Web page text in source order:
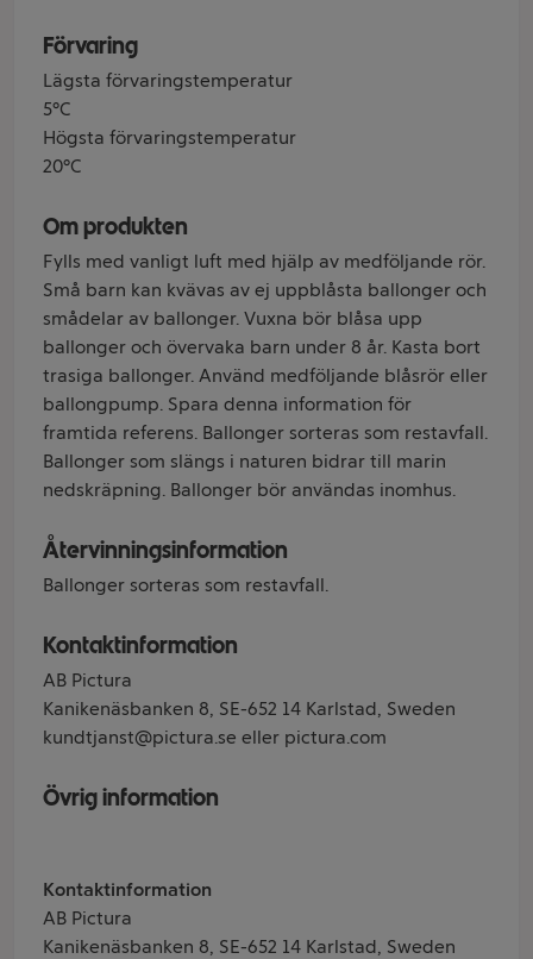
Förvaring
Lägsta förvaringstemperatur
5°C
Högsta förvaringstemperatur
20°C
Om produkten
Fylls med vanligt luft med hjälp av medföljande rör.
Små barn kan kvävas av ej uppblåsta ballonger och
smådelar av ballonger. Vuxna bör blåsa upp
ballonger och övervaka barn under 8 år. Kasta bort
trasiga ballonger. Använd medföljande blåsrör eller
ballongpump. Spara denna information för
framtida referens. Ballonger sorteras som restavfall.
Ballonger som slängs i naturen bidrar till marin
nedskräpning. Ballonger bör användas inomhus.
Återvinningsinformation
Ballonger sorteras som restavfall.
Kontaktinformation
AB Pictura
Kanikenäsbanken 8, SE-652 14 Karlstad, Sweden
kundtjanst@pictura.se eller pictura.com
Övrig information
Kontaktinformation
AB Pictura
Kanikenäsbanken 8, SE-652 14 Karlstad, Sweden